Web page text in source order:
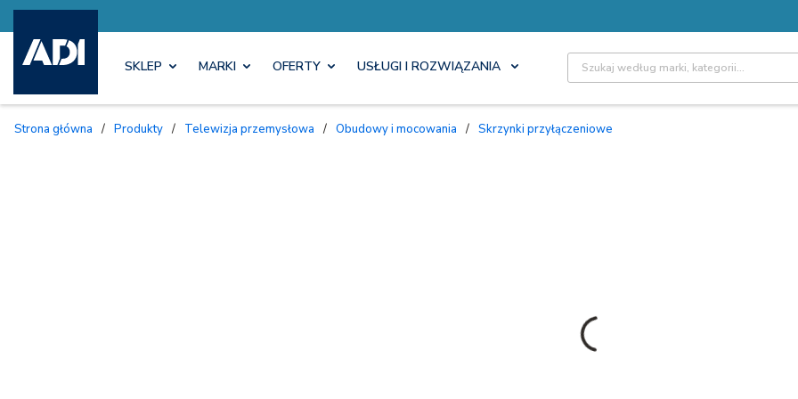
SKLEP MARKI OFERTY USŁUGI I ROZWIĄZANIA Site Search
Strona główna / Produkty / Telewizja przemysłowa / Obudowy i mocowania / Skrzynki przyłączeniowe